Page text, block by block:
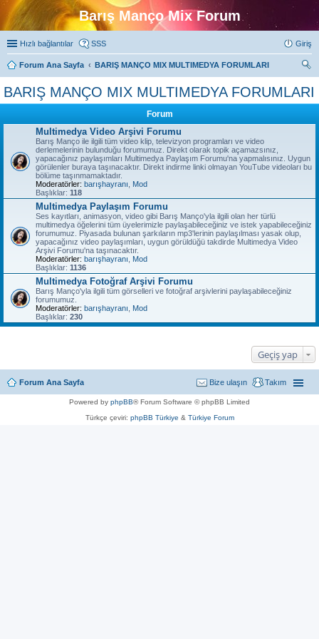
Barış Manço Mix Forum
Hızlı bağlantılar SSS Giriş
Forum Ana Sayfa
BARIŞ MANÇO MIX MULTIMEDYA FORUMLARI
BARIŞ MANÇO MIX MULTIMEDYA FORUMLARI
Forum
Multimedya Video Arşivi Forumu
Barış Manço ile ilgili tüm video klip, televizyon programları ve video
derlemelerinin bulunduğu forumumuz. Direkt olarak topik açamazsınız,
yapacağınız paylaşımları Multimedya Paylaşım Forumu'na yapmalısınız. Uygun
görülenler buraya taşınacaktır. Direkt indirme linki olmayan YouTube videoları bu
bölüme taşınmamaktadır.
Moderatörler: barışhayranı
Mod
Başlıklar: 118
Multimedya Paylaşım Forumu
Ses kayıtları, animasyon, video gibi Barış Manço'yla ilgili olan her türlü
multimedya öğelerini tüm üyelerimizle paylaşabileceğiniz ve istek yapabileceğiniz
forumumuz. Piyasada bulunan şarkıların mp3'lerinin paylaşılması yasak olup,
yapacağınız video paylaşımları, uygun görüldüğü takdirde Multimedya Video
Arşivi Forumu'na taşınacaktır.
Moderatörler: barışhayranı
Mod
Başlıklar: 1136
Multimedya Fotoğraf Arşivi Forumu
Barış Manço'yla ilgili tüm görselleri ve fotoğraf arşivlerini paylaşabileceğiniz
forumumuz.
Moderatörler: barışhayranı
Mod
Başlıklar: 230
Geçiş yap
Forum Ana Sayfa Takım
Bize ulaşın
Powered by phpBB® Forum Software © phpBB Limited
Türkçe çeviri: phpBB Türkiye & Türkiye Forum